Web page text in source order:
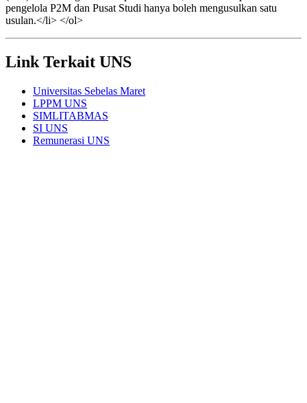
pengelola P2M dan Pusat Studi hanya boleh mengusulkan satu
usulan.</li> </ol>
Link Terkait UNS
Universitas Sebelas Maret
LPPM UNS
SIMLITABMAS
SI UNS
Remunerasi UNS